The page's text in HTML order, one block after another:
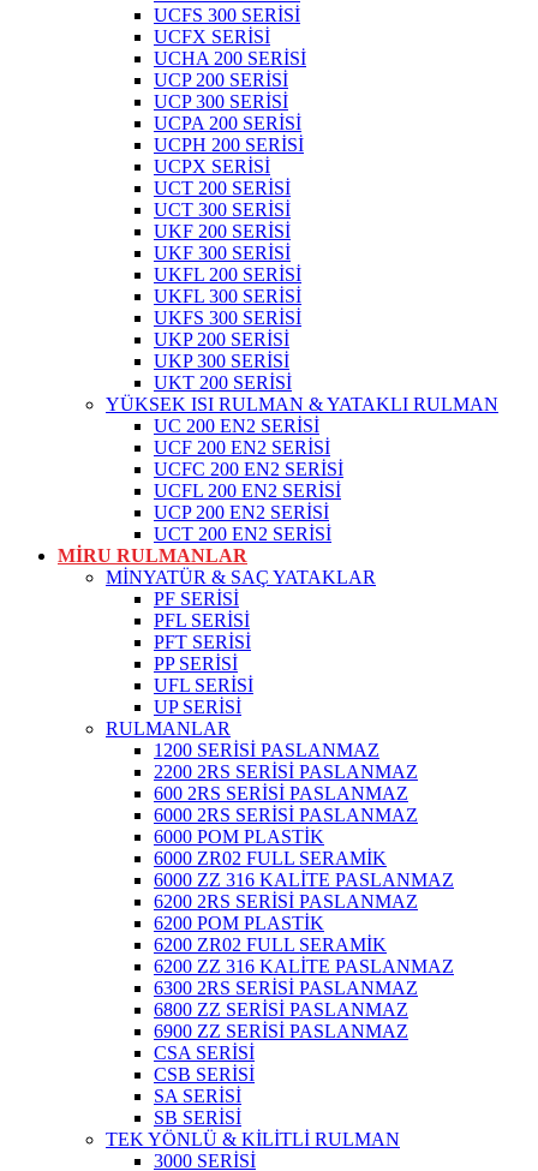
UCFS 300 SERİSİ
UCFX SERİSİ
UCHA 200 SERİSİ
UCP 200 SERİSİ
UCP 300 SERİSİ
UCPA 200 SERİSİ
UCPH 200 SERİSİ
UCPX SERİSİ
UCT 200 SERİSİ
UCT 300 SERİSİ
UKF 200 SERİSİ
UKF 300 SERİSİ
UKFL 200 SERİSİ
UKFL 300 SERİSİ
UKFS 300 SERİSİ
UKP 200 SERİSİ
UKP 300 SERİSİ
UKT 200 SERİSİ
YÜKSEK ISI RULMAN & YATAKLI RULMAN
UC 200 EN2 SERİSİ
UCF 200 EN2 SERİSİ
UCFC 200 EN2 SERİSİ
UCFL 200 EN2 SERİSİ
UCP 200 EN2 SERİSİ
UCT 200 EN2 SERİSİ
MİRU RULMANLAR
MİNYATÜR & SAÇ YATAKLAR
PF SERİSİ
PFL SERİSİ
PFT SERİSİ
PP SERİSİ
UFL SERİSİ
UP SERİSİ
RULMANLAR
1200 SERİSİ PASLANMAZ
2200 2RS SERİSİ PASLANMAZ
600 2RS SERİSİ PASLANMAZ
6000 2RS SERİSİ PASLANMAZ
6000 POM PLASTİK
6000 ZR02 FULL SERAMİK
6000 ZZ 316 KALİTE PASLANMAZ
6200 2RS SERİSİ PASLANMAZ
6200 POM PLASTİK
6200 ZR02 FULL SERAMİK
6200 ZZ 316 KALİTE PASLANMAZ
6300 2RS SERİSİ PASLANMAZ
6800 ZZ SERİSİ PASLANMAZ
6900 ZZ SERİSİ PASLANMAZ
CSA SERİSİ
CSB SERİSİ
SA SERİSİ
SB SERİSİ
TEK YÖNLÜ & KİLİTLİ RULMAN
3000 SERİSİ